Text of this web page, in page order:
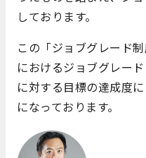
しております。
この「ジョブグレード
におけるジョブグレー
に対する目標の達成度
になっております。